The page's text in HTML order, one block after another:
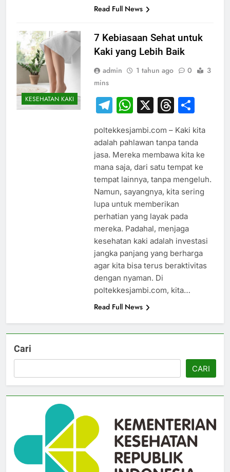
Read Full News
KESEHATAN KAKI
7 Kebiasaan Sehat untuk
Kaki yang Lebih Baik
admin 1 tahun ago 0
3
mins
Telegram
WhatsApp
X
poltekkesjambi.com – Kaki kita
adalah pahlawan tanpa tanda
jasa. Mereka membawa kita ke
mana saja, dari satu tempat ke
tempat lainnya, tanpa mengeluh.
Namun, sayangnya, kita sering
lupa untuk memberikan
perhatian yang layak pada
mereka. Padahal, menjaga
kesehatan kaki adalah investasi
jangka panjang yang berharga
agar kita bisa terus beraktivitas
dengan nyaman. Di
poltekkesjambi.com, kita…
Read Full News
Cari
CARI